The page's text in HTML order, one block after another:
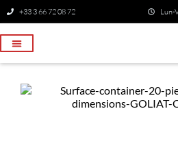
+33 3 66 72 08 72 Lun-